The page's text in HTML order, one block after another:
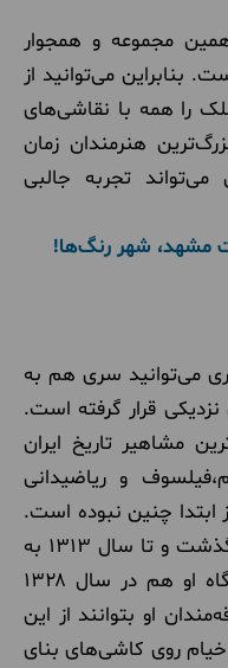
همین مجموعه و همجوار
بنابراین می‌توانید از
را همه با نقاشی‌های
هنرمندان زمان
تجربه جالبی
مشهد، شهر رنگ‌ها!
می‌توانید سری هم به
قرار گرفته است.
مشاهیر تاریخ ایران
و ریاضیدانی
ابتدا چنین نبوده است.
خیام در سال ۵۲۶ هجری قمری درگذشت و تا سال ۱۳۱۳ به
نوعی متروکه بود. بنای فعلی آرامگاه او هم در سال ۱۳۲۸
او بتوانند از این
روی کاشی‌های بنای